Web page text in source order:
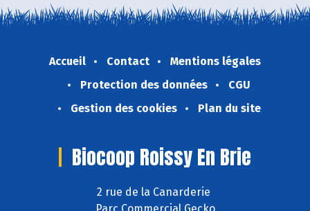
Accueil Contact
Mentions légales
Protection des données
CGU
Gestion des cookies
Plan du site
Biocoop Roissy En Brie
2 rue de la Canarderie